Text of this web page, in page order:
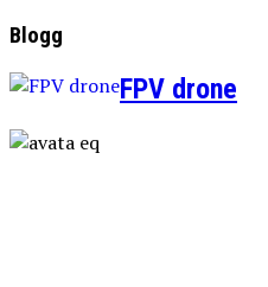
Blogg
FPV drone